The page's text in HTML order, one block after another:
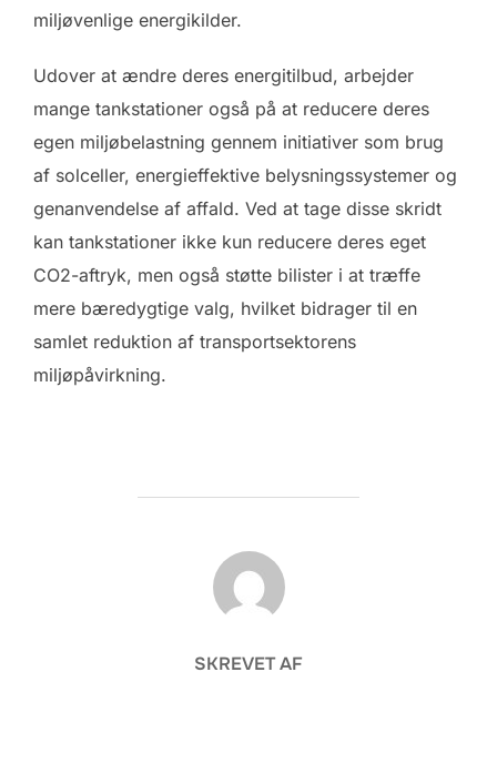
miljøvenlige energikilder.
Udover at ændre deres energitilbud, arbejder
mange tankstationer også på at reducere deres
egen miljøbelastning gennem initiativer som brug
af solceller, energieffektive belysningssystemer og
genanvendelse af affald. Ved at tage disse skridt
kan tankstationer ikke kun reducere deres eget
CO2-aftryk, men også støtte bilister i at træffe
mere bæredygtige valg, hvilket bidrager til en
samlet reduktion af transportsektorens
miljøpåvirkning.
FORFATTER
SKREVET AF